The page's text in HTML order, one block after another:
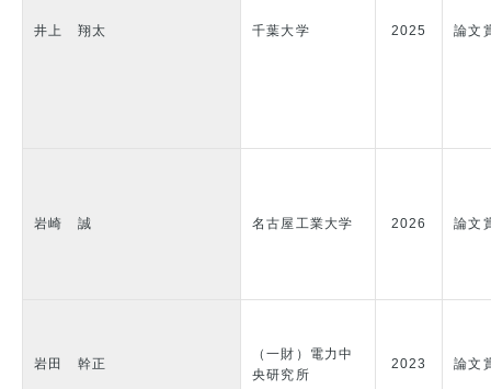
井上 翔太 千葉大学 2025 論文
岩崎 誠 名古屋工業大学 2026 論文
岩田 幹正
（一財）電力中
央研究所
2023 論文